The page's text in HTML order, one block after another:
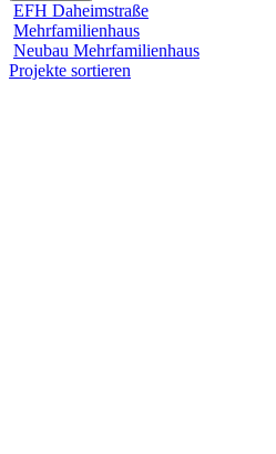
EFH Daheimstraße
Mehrfamilienhaus
Neubau Mehrfamilienhaus
Projekte sortieren